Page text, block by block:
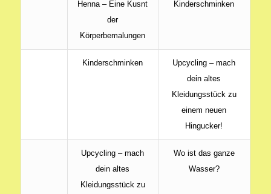
Henna – Eine Kusnt
der
Körperbemalungen
Kinderschminken
Kinderschminken
Upcycling – mach
dein altes
Kleidungsstück zu
einem neuen
Hingucker!
Upcycling – mach
dein altes
Kleidungsstück zu
Wo ist das ganze
Wasser?